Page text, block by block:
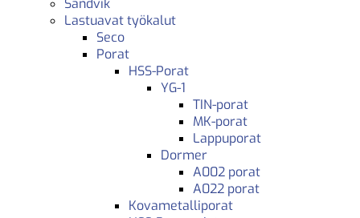
Sandvik
Lastuavat työkalut
Seco
Porat
HSS-Porat
YG-1
TIN-porat
MK-porat
Lappuporat
Dormer
A002 porat
A022 porat
Kovametalliporat